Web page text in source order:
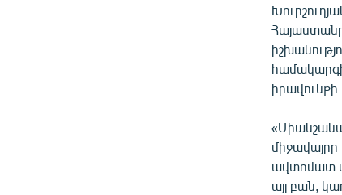
Հայաստանը
ավտոմատ
այլ բան,